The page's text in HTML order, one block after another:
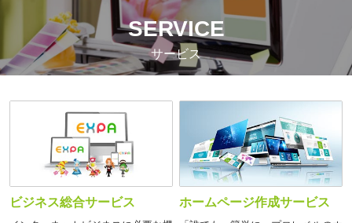
SERVICE
サービス
ビジネス総合サービス ホームページ作成サービス